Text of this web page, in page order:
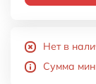
Нет в
Сумма